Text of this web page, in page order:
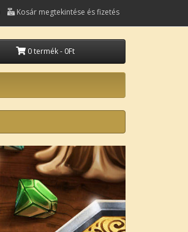
Kosár megtekintése és fizetés
0 termék - 0Ft